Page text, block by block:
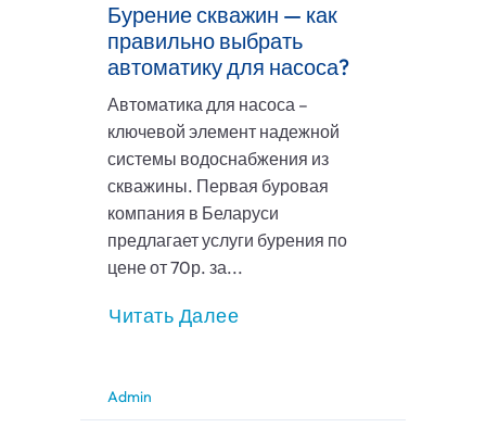
Бурение скважин — как
правильно выбрать
автоматику для насоса?
Автоматика для насоса –
ключевой элемент надежной
системы водоснабжения из
скважины. Первая буровая
компания в Беларуси
предлагает услуги бурения по
цене от 70р. за...
Читать Далее
Admin